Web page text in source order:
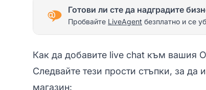
Готови ли сте да надградите
Пробвайте LiveAgent безплатно и се
Как да добавите live chat към вашия
Следвайте тези прости стъпки, за да
магазин: